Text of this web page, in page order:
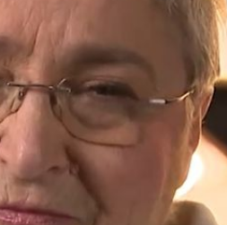
+9
ŠTAPOM
prvog pobjednika